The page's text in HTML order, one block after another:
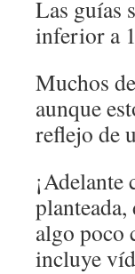
Las guías
inferior a
Muchos
aunque
reflejo de
¡Adelante
algo poco
incluye